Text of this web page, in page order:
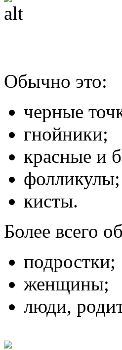
Обычно это:
черные
гнойники;
красные и
фолликулы;
кисты.
Более всего
подростки;
женщины;
люди,